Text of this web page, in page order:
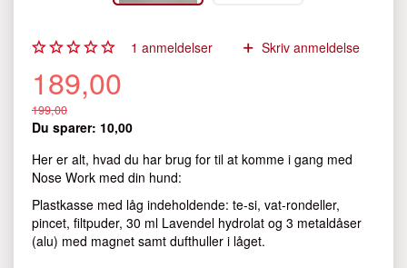
1 anmeldelser Skriv anmeldelse
189,00
199,00
Du sparer: 10,00
Her er alt, hvad du har brug for til at komme i gang med
Nose Work med din hund:
Plastkasse med låg indeholdende: te-si, vat-rondeller,
pincet, filtpuder, 30 ml Lavendel hydrolat og 3 metaldåser
(alu) med magnet samt dufthuller i låget.